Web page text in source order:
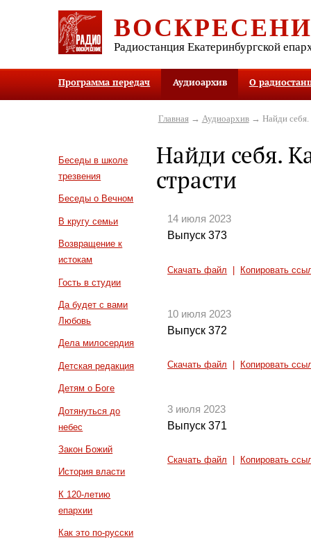
Радиостанция Екатеринбургской
Программа передач Аудиоархив О
Беседы в школе
трезвения
Беседы о Вечном
В кругу семьи
Возвращение к
истокам
Гость в студии
Да будет с вами
Любовь
Дела милосердия
Детская редакция
Детям о Боге
Дотянуться до
небес
Закон Божий
История власти
К 120-летию
епархии
Как это по-русски
Главная→ Аудиоархив→ Найди себя.
Найди себя.
страсти
14 июля 2023
Выпуск 373
Скачать файл Копировать
10 июля 2023
Выпуск 372
Скачать файл Копировать
3 июля 2023
Выпуск 371
Скачать файл Копировать